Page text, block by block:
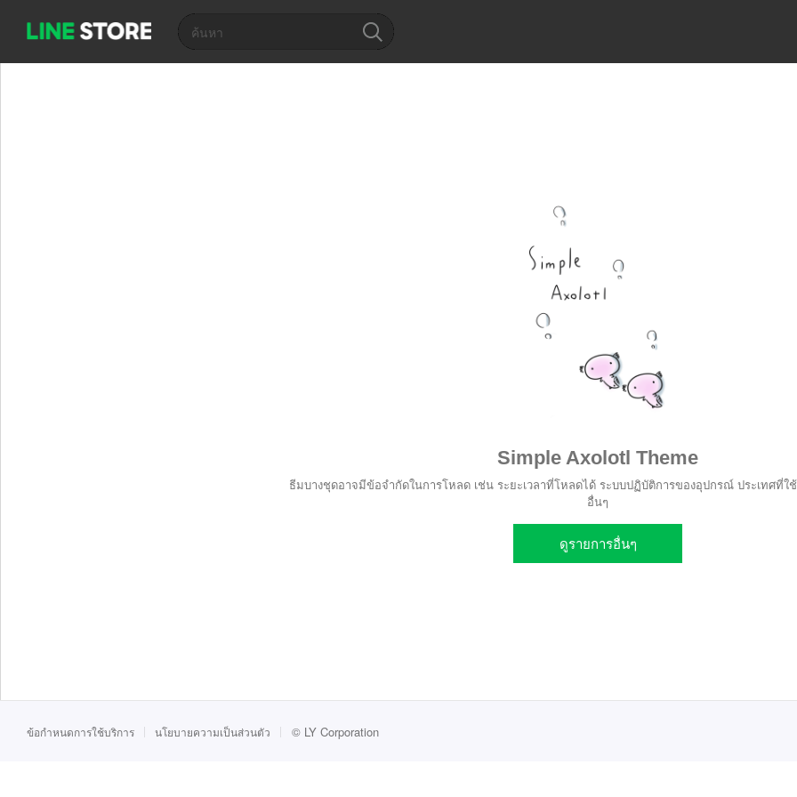
Simple Axolotl Theme
ธีมบางชุดอาจมีข้อจำกัดในการโหลด เช่น ระยะเวลาที่โหลดได้ ระบบปฏิบัติการของอุปกรณ์ ประเทศที่ใ
อื่นๆ
ดูรายการอื่นๆ
ข้อกำหนดการใช้บริการ นโยบายความเป็นส่วนตัว © LY Corporation